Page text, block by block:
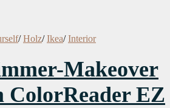
/ Holz/ Ikea/ Interior
Makeover
ColorReader EZ